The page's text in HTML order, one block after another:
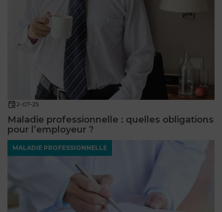
2-07-25
Maladie professionnelle : quelles obligations
pour l’employeur ?
MALADIE PROFESSIONNELLE